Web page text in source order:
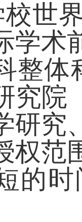
世
学术
整体
究院
研究
权范
的